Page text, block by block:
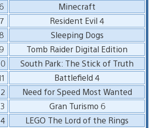
Minecraft
7
Resident Evil 4
Sleeping Dogs
Tomb Raider Digital Edition
South Park: The Stick of Truth
Battlefield 4
Need for Speed Most Wanted
Gran Turismo 6
LEGO The Lord of the Rings